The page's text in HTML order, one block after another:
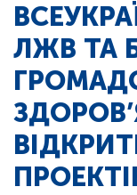
ЛЖВ ТА